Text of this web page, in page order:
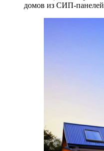
домов из СИП-панелей